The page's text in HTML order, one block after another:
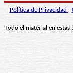
Política de Privacidad -
Todo el material en